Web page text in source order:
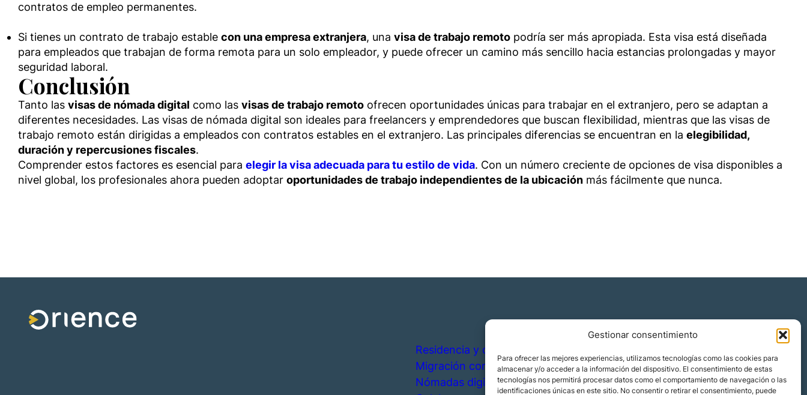
Gestionar consentimiento
Para ofrecer las mejores experiencias, utilizamos tecnologías como las cookies para
almacenar y/o acceder a la información del dispositivo. El consentimiento de estas
tecnologías nos permitirá procesar datos como el comportamiento de navegación o las
identificaciones únicas en este sitio. No consentir o retirar el consentimiento, puede
contratos de empleo permanentes.
Si tienes un contrato de trabajo estable con una empresa extranjera, una visa de trabajo remoto podría ser más apropiada. Esta visa está diseñada
para empleados que trabajan de forma remota para un solo empleador, y puede ofrecer un camino más sencillo hacia estancias prolongadas y mayor
seguridad laboral.
Conclusión
Tanto las visas de nómada digital como las visas de trabajo remoto ofrecen oportunidades únicas para trabajar en el extranjero, pero se adaptan a
diferentes necesidades. Las visas de nómada digital son ideales para freelancers y emprendedores que buscan flexibilidad, mientras que las visas de
trabajo remoto están dirigidas a empleados con contratos estables en el extranjero. Las principales diferencias se encuentran en la elegibilidad,
duración y repercusiones fiscales.
Comprender estos factores es esencial para elegir la visa adecuada para tu estilo de vida. Con un número creciente de opciones de visa disponibles a
nivel global, los profesionales ahora pueden adoptar oportunidades de trabajo independientes de la ubicación más fácilmente que nunca.
Residencia y ciudadanía
Migración corporativa
Nómadas digitales
Blog
Contacto